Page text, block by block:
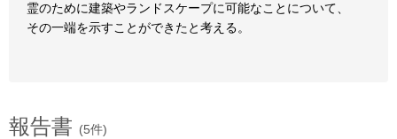
霊のために建築やランドスケープに可能なことについて、
その一端を示すことができたと考える。
報告書 (5件)